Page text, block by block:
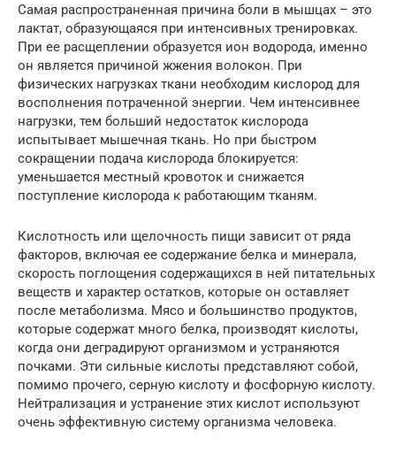
Самая распространенная причина боли в мышцах – это
лактат, образующаяся при интенсивных тренировках.
При ее расщеплении образуется ион водорода, именно
он является причиной жжения волокон. При
физических нагрузках ткани необходим кислород для
восполнения потраченной энергии. Чем интенсивнее
нагрузки, тем больший недостаток кислорода
испытывает мышечная ткань. Но при быстром
сокращении подача кислорода блокируется:
уменьшается местный кровоток и снижается
поступление кислорода к работающим тканям.
Кислотность или щелочность пищи зависит от ряда
факторов, включая ее содержание белка и минерала,
скорость поглощения содержащихся в ней питательных
веществ и характер остатков, которые он оставляет
после метаболизма. Мясо и большинство продуктов,
которые содержат много белка, производят кислоты,
когда они деградируют организмом и устраняются
почками. Эти сильные кислоты представляют собой,
помимо прочего, серную кислоту и фосфорную кислоту.
Нейтрализация и устранение этих кислот используют
очень эффективную систему организма человека.